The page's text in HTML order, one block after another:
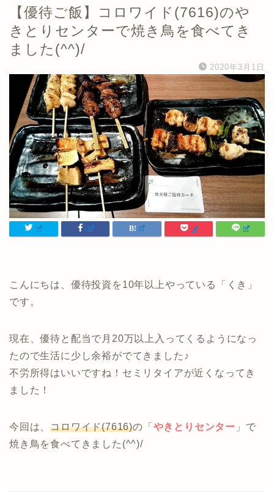
【優待ご飯】コロワイド(7616)のや
きとりセンターで焼き鳥を食べてき
ました(^^)/
2020年3月1日
こんにちは、優待投資を10年以上やっている「くき」
です。
現在、優待と配当で月20万以上入ってくるようになっ
たので生活に少し余裕がでてきました♪
不労所得はいいですね！セミリタイアが近くなってき
ました！
今回は、コロワイド(7616)の「 やきとりセンター 」で
焼き鳥を食べてきました(^^)/